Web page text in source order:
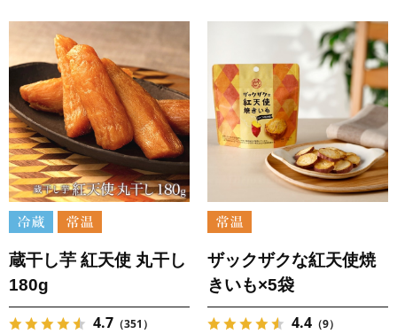
蔵干し芋 紅天使 丸干し
180g
4.7 （351）
ザックザクな紅天使焼
きいも×5袋
4.4 （9）